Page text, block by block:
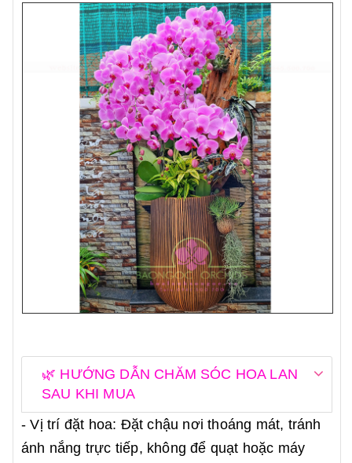
🌿 HƯỚNG DẪN CHĂM SÓC HOA LAN
SAU KHI MUA
- Vị trí đặt hoa: Đặt chậu nơi thoáng mát, tránh
ánh nắng trực tiếp, không để quạt hoặc máy